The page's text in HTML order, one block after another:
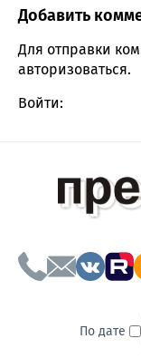
Добавить
Для отправки
авторизоваться.
Войти:
По дате